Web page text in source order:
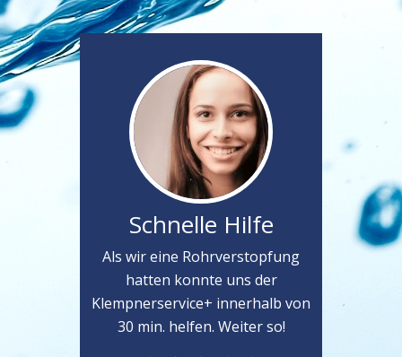
Schnelle Hilfe
Als wir eine Rohrverstopfung
hatten konnte uns der
Klempnerservice+ innerhalb von
30 min. helfen. Weiter so!